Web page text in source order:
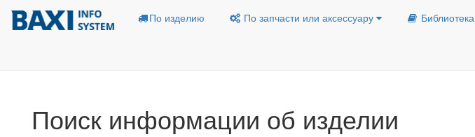
По изделию По запчасти или аксессуару Библиотека
Поиск информации об изделии